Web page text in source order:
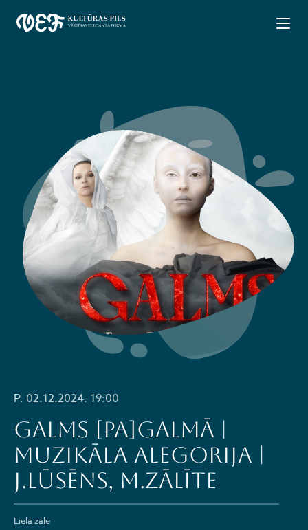
P. 02.12.2024. 19:00
GALMS [pa]GALMĀ |
muzikāla alegorija |
J.Lūsēns, M.Zālīte
Lielā zāle